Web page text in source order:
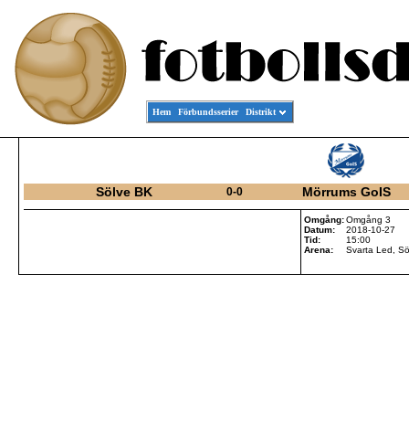
Hem Förbundsserier Distrikt
Sölve BK 0-0 Mörrums GoIS
Omgång:Omgång 3
Datum:
2018-10-27
Tid:
15:00
Arena:
Svarta Led,